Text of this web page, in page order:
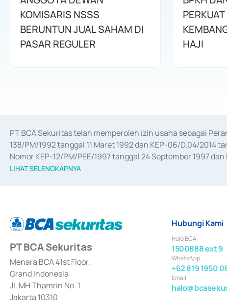
KOMISARIS NSSS
BERUNTUN JUAL SAHAM DI
PASAR REGULER
HAJI
PT BCA Sekuritas telah memperoleh izin usaha sebagai
138/PM/1992 tanggal 11 Maret 1992 dan KEP-06/D.04/2014
Nomor KEP-12/PM/PEE/1997 tanggal 24 September 1997
merger, akuisisi, divestasi, dan
LIHAT SELENGKAPNYA
PT BCA Sekuritas
Menara BCA 41st Floor,
Grand Indonesia
Jl. MH Thamrin No. 1
Jakarta 10310
Hubungi Kami
Halo BCA
1500888 ext 9
WhatsApp
+62 819 1950
Email